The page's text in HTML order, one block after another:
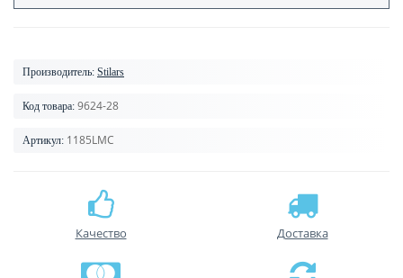
Производитель: Stilars
Код товара: 9624-28
Артикул: 1185LMC
Качество Доставка